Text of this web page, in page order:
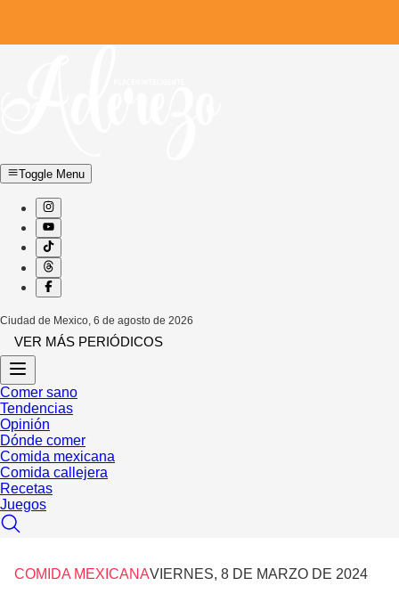
Toggle Menu
Ciudad de Mexico, 6 de agosto de 2026
VER MÁS PERIÓDICOS
Comer sano
Tendencias
Opinión
Dónde comer
Comida mexicana
Comida callejera
Recetas
Juegos
COMIDA MEXICANAVIERNES, 8 DE MARZO DE 2024